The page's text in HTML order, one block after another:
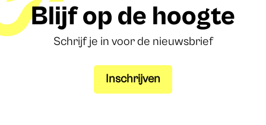
Blijf op de hoogte
Schrijf je in voor de nieuwsbrief
Inschrijven